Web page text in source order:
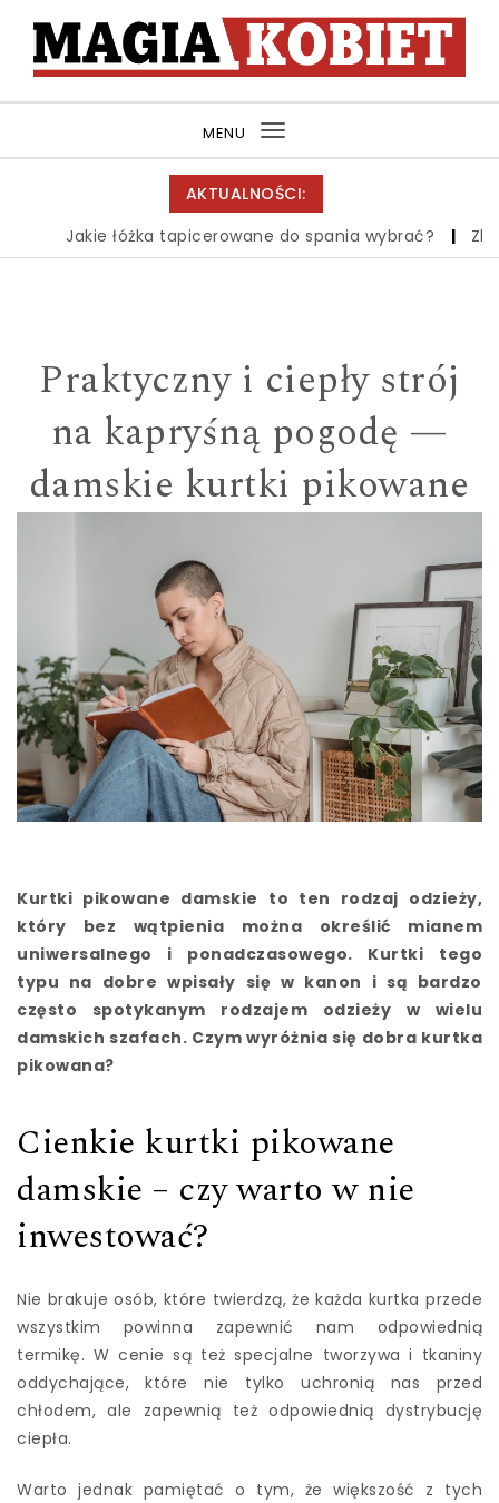
MENU
Toggle
navigation
AKTUALNOŚCI:
Jakie łóżka tapicerowane do spania wybrać? | Zbiór
Praktyczny i ciepły strój
na kapryśną pogodę —
damskie kurtki pikowane
Kurtki pikowane damskie to ten rodzaj odzieży,
który bez wątpienia można określić mianem
uniwersalnego i ponadczasowego. Kurtki tego
typu na dobre wpisały się w kanon i są bardzo
często spotykanym rodzajem odzieży w wielu
damskich szafach. Czym wyróżnia się dobra kurtka
pikowana?
Cienkie kurtki pikowane
damskie – czy warto w nie
inwestować?
Nie brakuje osób, które twierdzą, że każda kurtka przede
wszystkim powinna zapewnić nam odpowiednią
termikę. W cenie są też specjalne tworzywa i tkaniny
oddychające, które nie tylko uchronią nas przed
chłodem, ale zapewnią też odpowiednią dystrybucję
ciepła.
Warto jednak pamiętać o tym, że większość z tych